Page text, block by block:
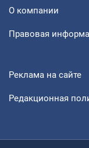
О компании
Правовая
Реклама на сайте
Редакционная